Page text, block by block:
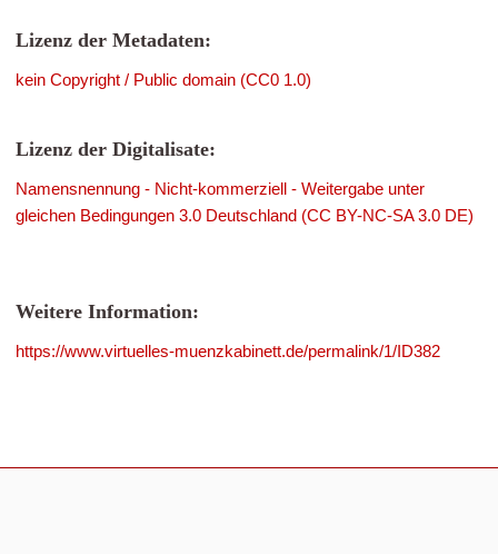
Lizenz der Metadaten:
kein Copyright / Public domain (CC0 1.0)
Lizenz der Digitalisate:
Namensnennung - Nicht-kommerziell - Weitergabe unter
gleichen Bedingungen 3.0 Deutschland (CC BY-NC-SA 3.0 DE)
Weitere Information:
https://www.virtuelles-muenzkabinett.de/permalink/1/ID382